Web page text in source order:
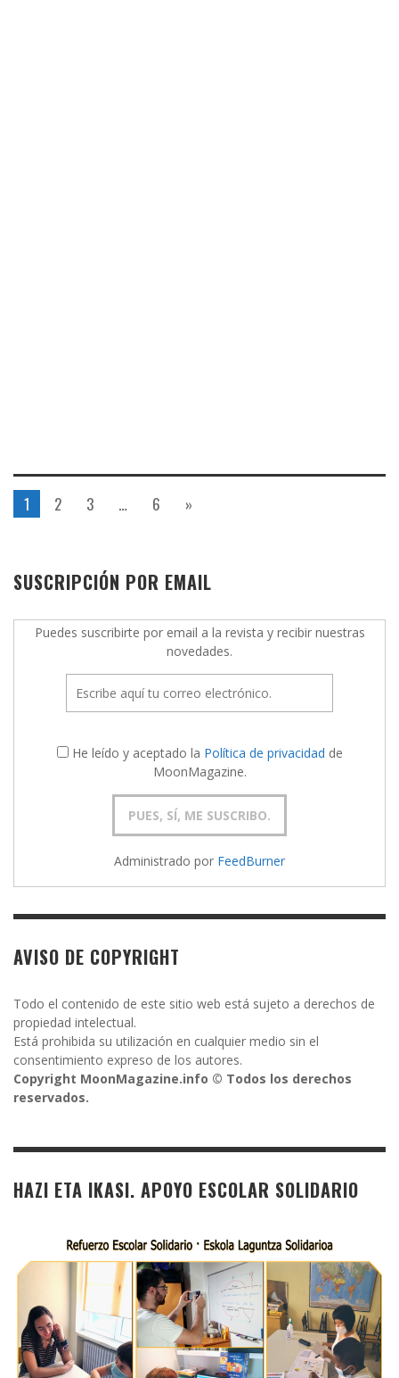
1 2 3 … 6 »
SUSCRIPCIÓN POR EMAIL
Puedes suscribirte por email a la revista y recibir nuestras
novedades.
He leído y aceptado la Política de privacidad de
MoonMagazine.
Administrado por FeedBurner
AVISO DE COPYRIGHT
Todo el contenido de este sitio web está sujeto a derechos de
propiedad intelectual.
Está prohibida su utilización en cualquier medio sin el
consentimiento expreso de los autores.
Copyright MoonMagazine.info © Todos los derechos
reservados.
HAZI ETA IKASI. APOYO ESCOLAR SOLIDARIO